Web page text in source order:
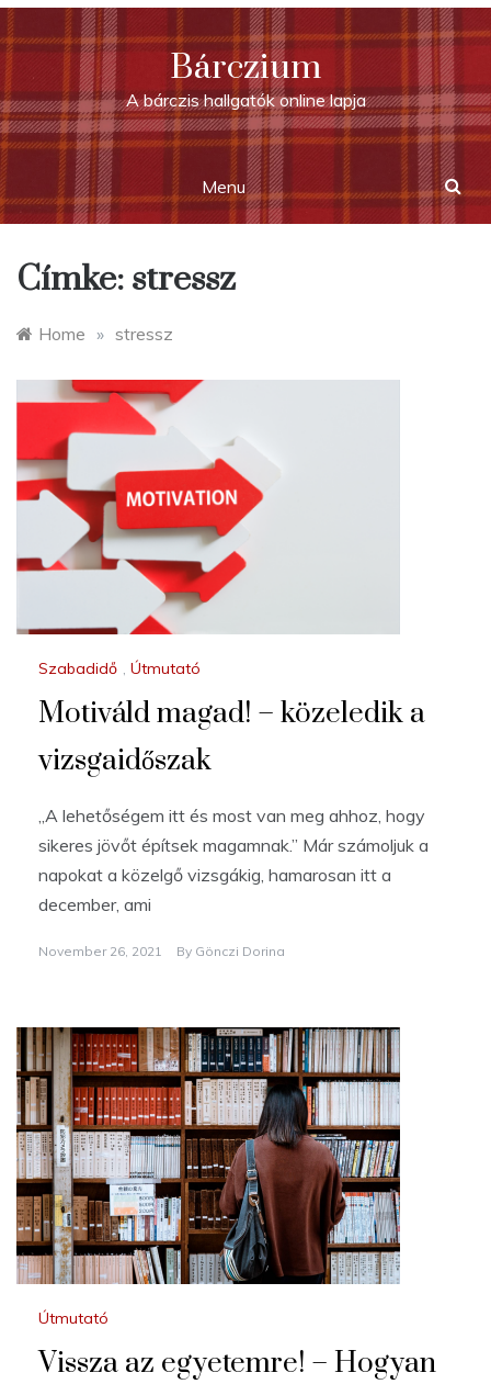
Skip
to
content
Bárczium
A bárczis hallgatók online lapja
Menu
Címke: stressz
Home » stressz
Szabadidő , Útmutató
Motiváld magad! – közeledik a
vizsgaidőszak
„A lehetőségem itt és most van meg ahhoz, hogy
sikeres jövőt építsek magamnak.” Már számoljuk a
napokat a közelgő vizsgákig, hamarosan itt a
december, ami
November 26, 2021 By Gönczi Dorina
Útmutató
Vissza az egyetemre! – Hogyan